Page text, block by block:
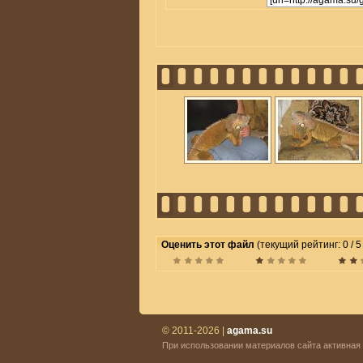
Оценить этот файл (текущий рейтинг: 0 /
© 2011-2026 | agama.su
При использовании материалов сайта